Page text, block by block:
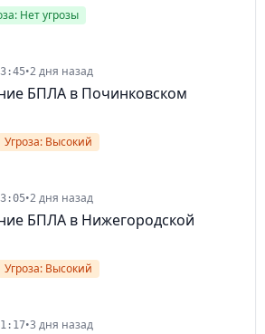
Нет угрозы
•2 дня назад
БПЛА в Починковском
Угроза: Высокий
•2 дня назад
БПЛА в Нижегородской
Угроза: Высокий
•3 дня назад